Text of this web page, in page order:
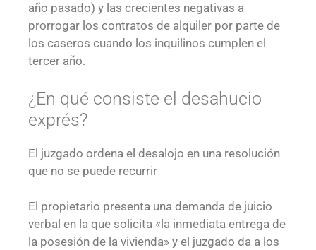
año pasado) y las crecientes negativas a
prorrogar los contratos de alquiler por parte de
los caseros cuando los inquilinos cumplen el
tercer año.
¿En qué consiste el desahucio
exprés?
El juzgado ordena el desalojo en una resolución
que no se puede recurrir
El propietario presenta una demanda de juicio
verbal en la que solicita «la inmediata entrega de
la posesión de la vivienda» y el juzgado da a los